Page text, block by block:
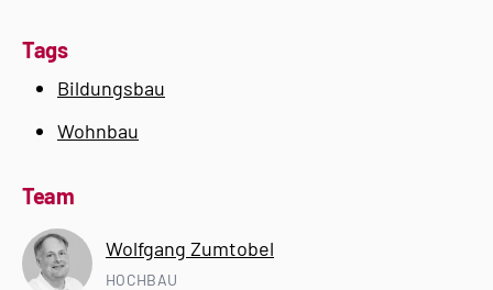
Tags
Bildungsbau
Wohnbau
Team
Wolfgang Zumtobel
HOCHBAU